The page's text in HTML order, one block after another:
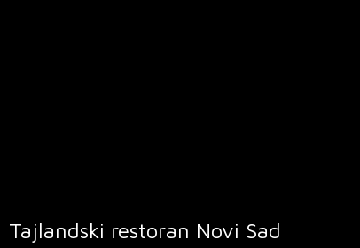
Tajlandski restoran Novi Sad